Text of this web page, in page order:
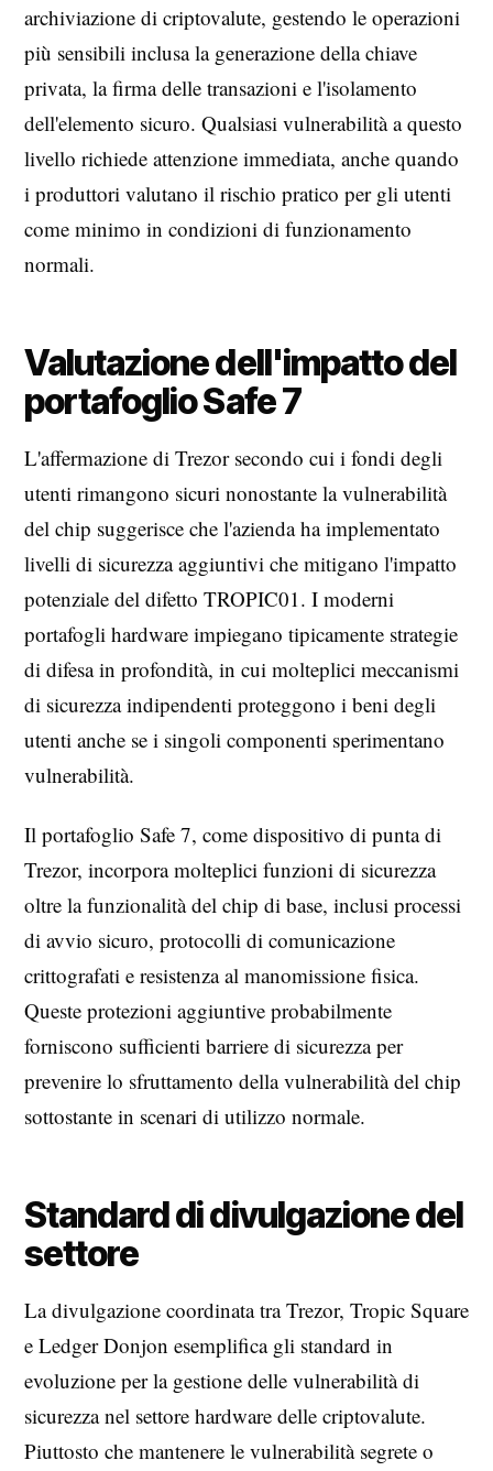
archiviazione di criptovalute, gestendo le operazioni
più sensibili inclusa la generazione della chiave
privata, la firma delle transazioni e l'isolamento
dell'elemento sicuro. Qualsiasi vulnerabilità a questo
livello richiede attenzione immediata, anche quando
i produttori valutano il rischio pratico per gli utenti
come minimo in condizioni di funzionamento
normali.
Valutazione dell'impatto del
portafoglio Safe 7
L'affermazione di Trezor secondo cui i fondi degli
utenti rimangono sicuri nonostante la vulnerabilità
del chip suggerisce che l'azienda ha implementato
livelli di sicurezza aggiuntivi che mitigano l'impatto
potenziale del difetto TROPIC01. I moderni
portafogli hardware impiegano tipicamente strategie
di difesa in profondità, in cui molteplici meccanismi
di sicurezza indipendenti proteggono i beni degli
utenti anche se i singoli componenti sperimentano
vulnerabilità.
Il portafoglio Safe 7, come dispositivo di punta di
Trezor, incorpora molteplici funzioni di sicurezza
oltre la funzionalità del chip di base, inclusi processi
di avvio sicuro, protocolli di comunicazione
crittografati e resistenza al manomissione fisica.
Queste protezioni aggiuntive probabilmente
forniscono sufficienti barriere di sicurezza per
prevenire lo sfruttamento della vulnerabilità del chip
sottostante in scenari di utilizzo normale.
Standard di divulgazione del
settore
La divulgazione coordinata tra Trezor, Tropic Square
e Ledger Donjon esemplifica gli standard in
evoluzione per la gestione delle vulnerabilità di
sicurezza nel settore hardware delle criptovalute.
Piuttosto che mantenere le vulnerabilità segrete o